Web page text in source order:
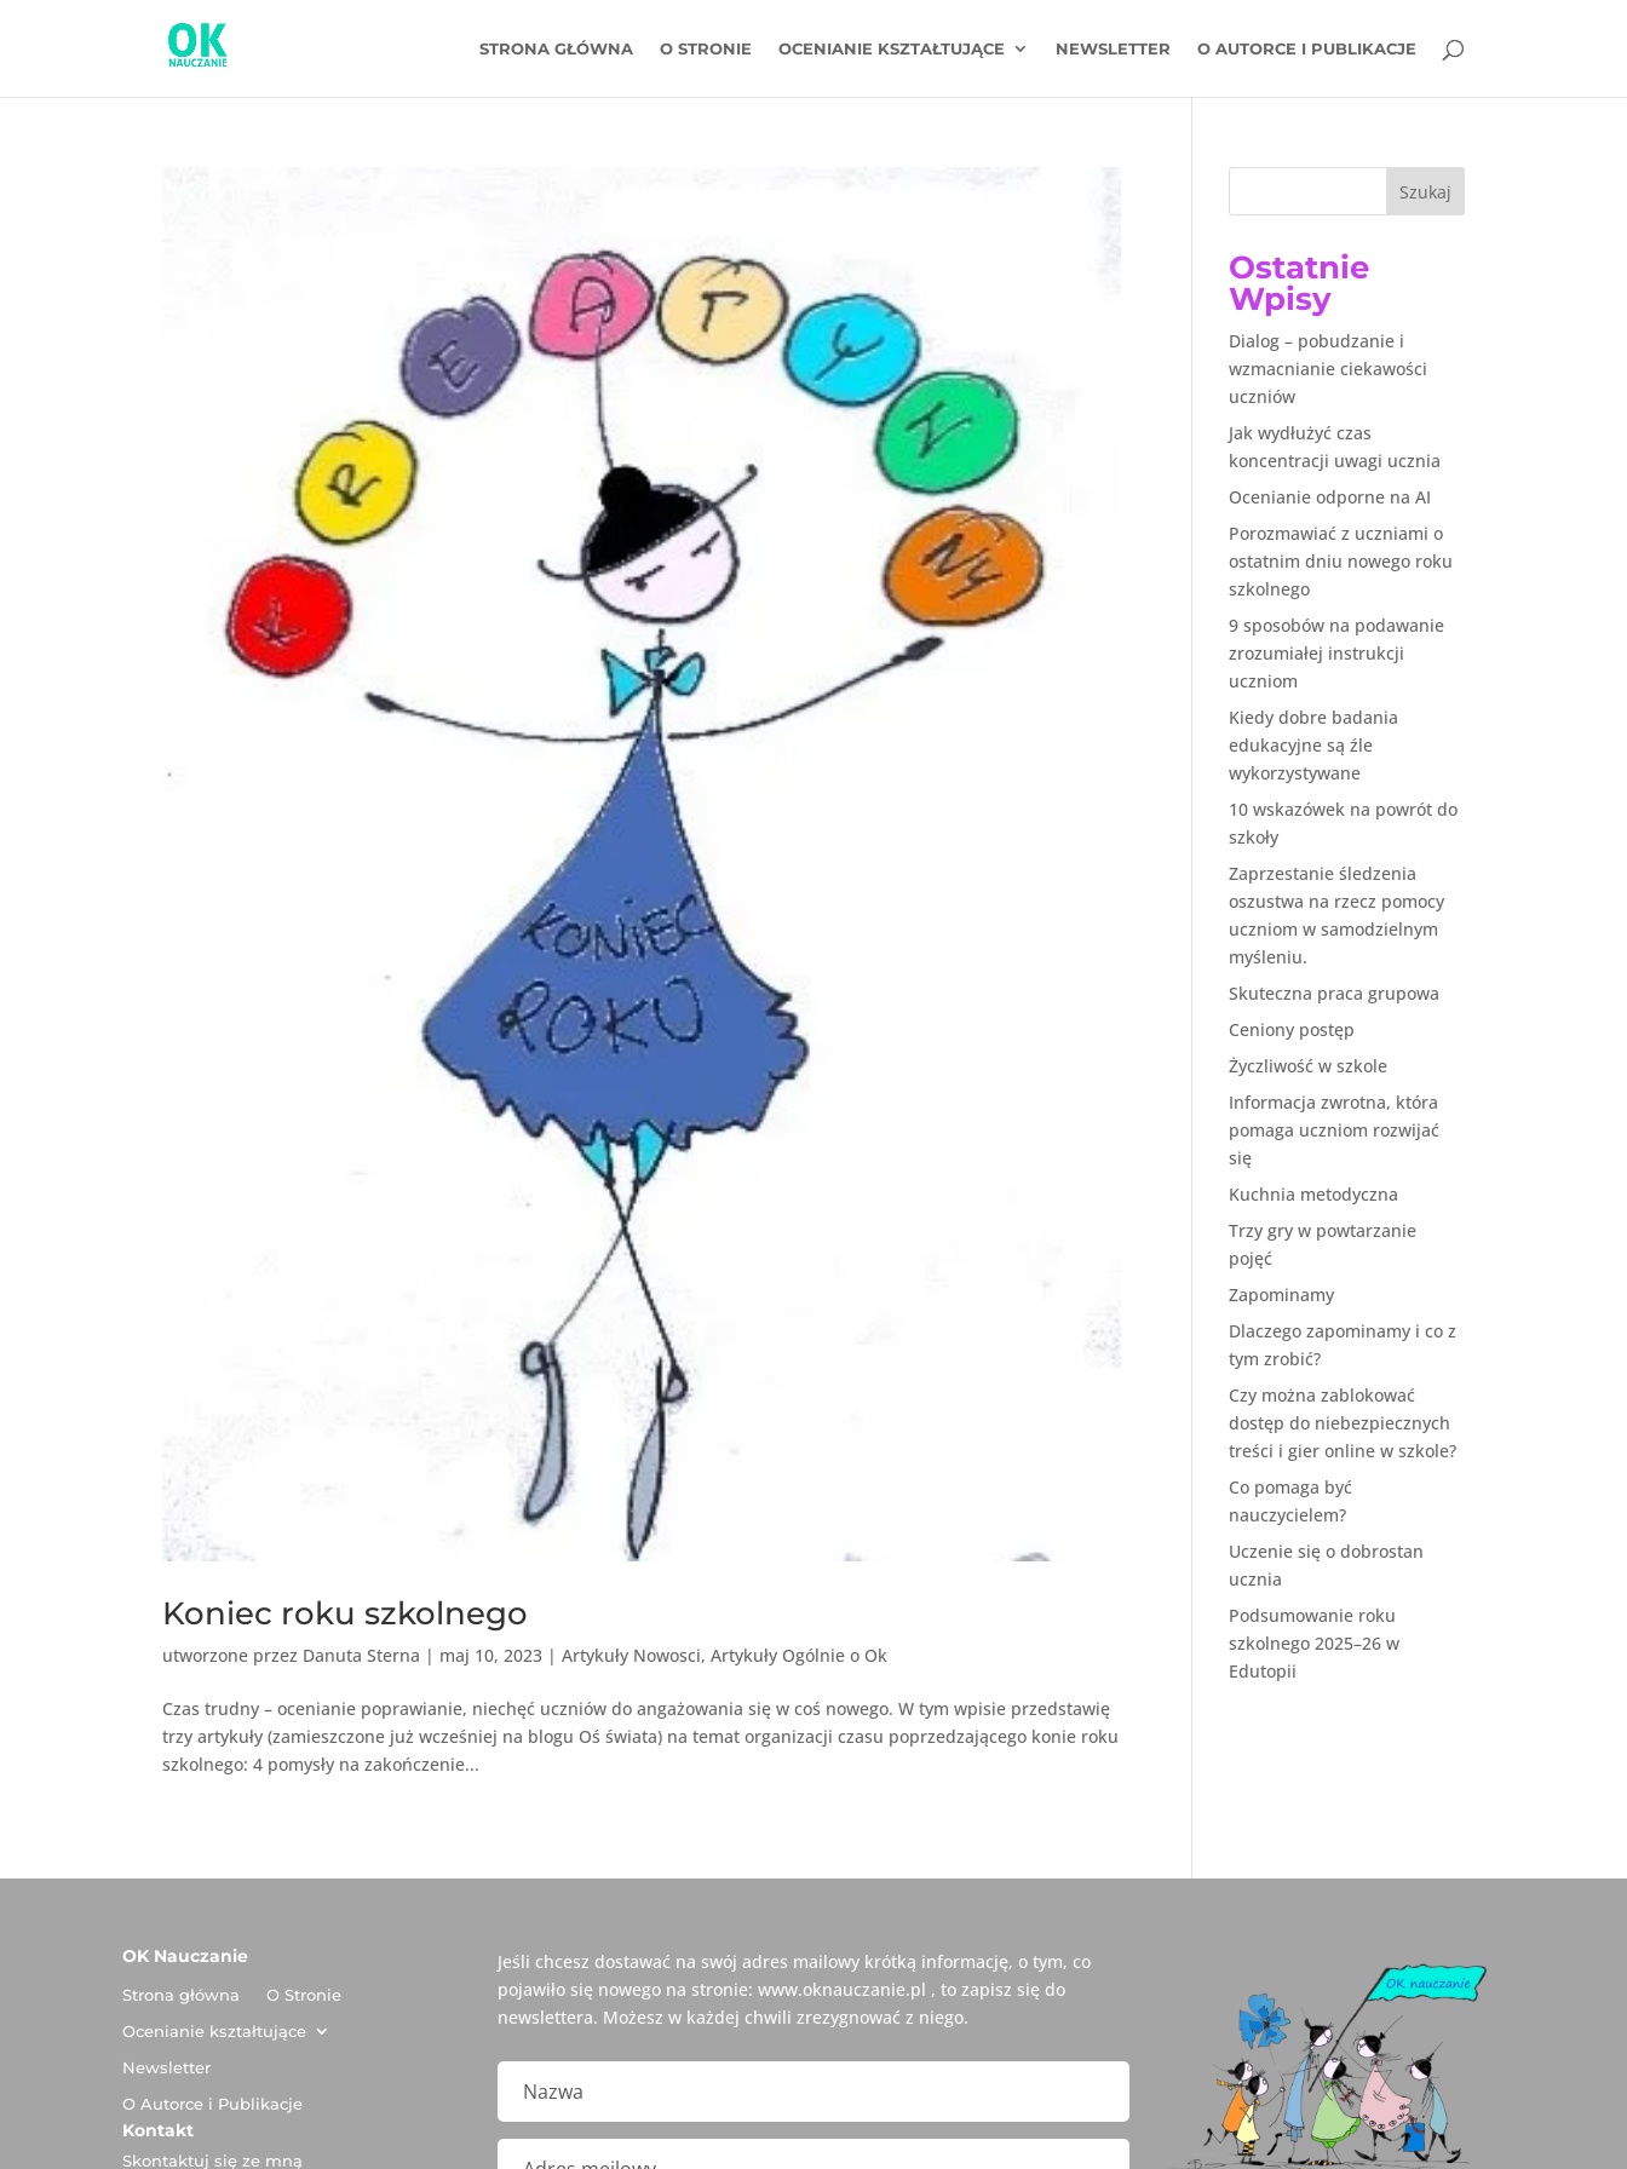
STRONA GŁÓWNA O STRONIE OCENIANIE KSZTAŁTUJĄCE NEWSLETTER O AUTORCE I PUBLIKACJE
Koniec roku szkolnego
utworzone przez Danuta Sterna | maj 10, 2023 |Artykuły Nowosci,Artykuły Ogólnie o Ok
Czas trudny – ocenianie poprawianie, niechęć uczniów do angażowania się w coś nowego. W tym wpisie przedstawię
trzy artykuły (zamieszczone już wcześniej na blogu Oś świata) na temat organizacji czasu poprzedzającego konie roku
szkolnego: 4 pomysły na zakończenie...
Szukaj
Ostatnie
Wpisy
Dialog – pobudzanie i
wzmacnianie ciekawości
uczniów
Jak wydłużyć czas
koncentracji uwagi ucznia
Ocenianie odporne na AI
Porozmawiać z uczniami o
ostatnim dniu nowego roku
szkolnego
9 sposobów na podawanie
zrozumiałej instrukcji
uczniom
Kiedy dobre badania
edukacyjne są źle
wykorzystywane
10 wskazówek na powrót do
szkoły
Zaprzestanie śledzenia
oszustwa na rzecz pomocy
uczniom w samodzielnym
myśleniu.
Skuteczna praca grupowa
Ceniony postęp
Życzliwość w szkole
Informacja zwrotna, która
pomaga uczniom rozwijać
się
Kuchnia metodyczna
Trzy gry w powtarzanie
pojęć
Zapominamy
Dlaczego zapominamy i co z
tym zrobić?
Czy można zablokować
dostęp do niebezpiecznych
treści i gier online w szkole?
Co pomaga być
nauczycielem?
Uczenie się o dobrostan
ucznia
Podsumowanie roku
szkolnego 2025–26 w
Edutopii
OK Nauczanie
Strona główna
O Stronie
Ocenianie kształtujące
Newsletter
O Autorce i Publikacje
Kontakt
Skontaktuj się ze mną
Jeśli chcesz dostawać na swój adres mailowy krótką informację, o tym, co
pojawiło się nowego na stronie: www.oknauczanie.pl , to zapisz się do
newslettera. Możesz w każdej chwili zrezygnować z niego.